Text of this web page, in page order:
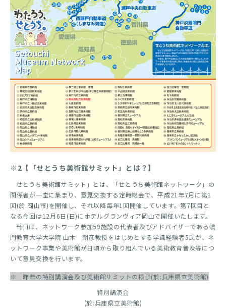
※2【「せとうち美術館サミット」とは？】
せとうち美術館サミット」とは、「せとうち美術館ネットワーク」の
関係者が一堂に集まり、意見交換する定時総会で、平成21年7月に第1
回(於:岡山市)を開催し、それ以降毎年1回開催しています。第7回目と
なる今回は12月6日(日)にホテルグランヴィア岡山で開催いたします。
当日は、ネットワーク参加59施設の代表者及びアドバイザーである鳴
門教育大学大学院 山木 朝彦教授をはじめとする学識経験者5氏が、ネ
ットワーク事業や美術館が日頃から取り組んでいる美術教育普及等につ
いて意見交換を行います。
※ 昨年の特別講演会及び美術館サミットの様子(於:兵庫県立美術館)
特別講演会
(於:兵庫県立美術館)